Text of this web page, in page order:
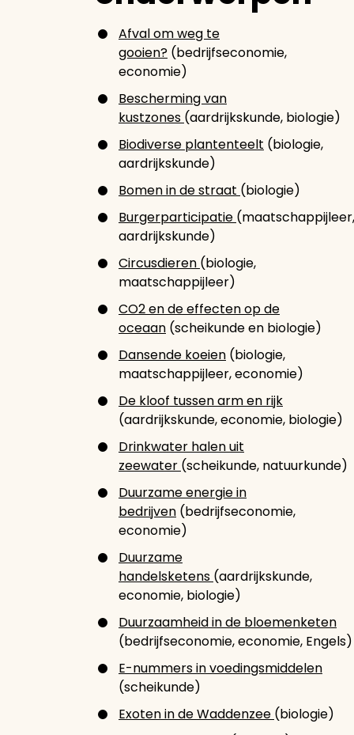
Afval om weg te
gooien? (bedrijfseconomie,
economie)
Bescherming van
kustzones (aardrijkskunde, biologie)
Biodiverse plantenteelt (biologie,
aardrijkskunde)
Bomen in de straat (biologie)
Burgerparticipatie (maatschappijleer,
aardrijkskunde)
Circusdieren (biologie,
maatschappijleer)
CO2 en de effecten op de
oceaan (scheikunde en biologie)
Dansende koeien (biologie,
maatschappijleer, economie)
De kloof tussen arm en rijk
(aardrijkskunde, economie, biologie)
Drinkwater halen uit
zeewater (scheikunde, natuurkunde)
Duurzame energie in
bedrijven (bedrijfseconomie,
economie)
Duurzame
handelsketens (aardrijkskunde,
economie, biologie)
Duurzaamheid in de bloemenketen
(bedrijfseconomie, economie, Engels)
E-nummers in voedingsmiddelen
(scheikunde)
Exoten in de Waddenzee (biologie)